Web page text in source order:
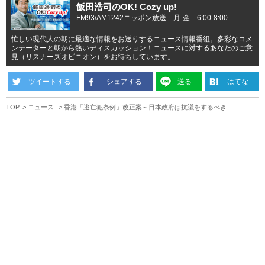
飯田浩司のOK! Cozy up!
FM93/AM1242ニッポン放送 月-金 6:00-8:00
忙しい現代人の朝に最適な情報をお送りするニュース情報番組。多彩なコメ
ンテーターと朝から熱いディスカッション！ニュースに対するあなたのご意
見（リスナーズオピニオン）をお待ちしています。
ツイートする シェアする 送る はてな
TOP ニュース 香港「逃亡犯条例」改正案～日本政府は抗議をするべき